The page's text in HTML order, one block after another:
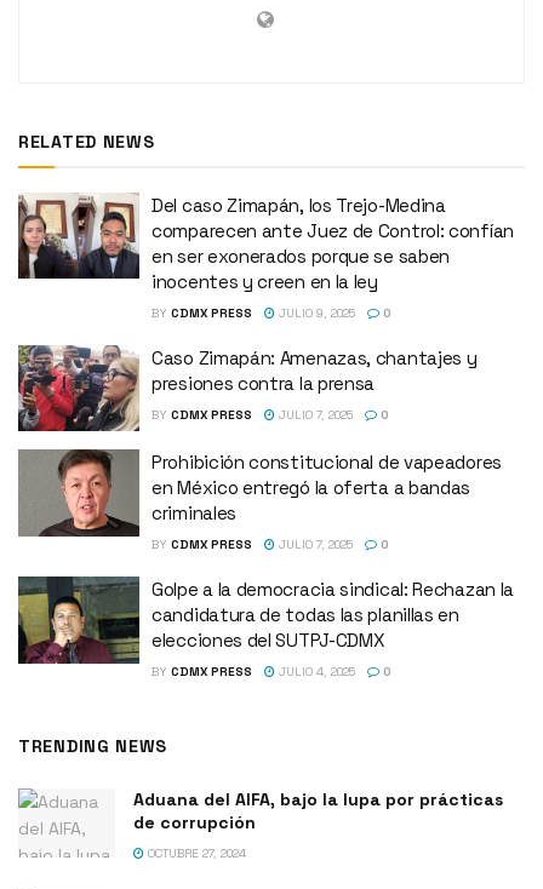
RELATED NEWS
Del caso Zimapán, los Trejo-Medina
comparecen ante Juez de Control: confían
en ser exonerados porque se saben
inocentes y creen en la ley
BY CDMX PRESS JULIO 9, 2025 0
Caso Zimapán: Amenazas, chantajes y
presiones contra la prensa
BY CDMX PRESS JULIO 7, 2025 0
Prohibición constitucional de vapeadores
en México entregó la oferta a bandas
criminales
BY CDMX PRESS JULIO 7, 2025 0
Golpe a la democracia sindical: Rechazan la
candidatura de todas las planillas en
elecciones del SUTPJ-CDMX
BY CDMX PRESS JULIO 4, 2025 0
TRENDING NEWS
Aduana del AIFA, bajo la lupa por prácticas
de corrupción
OCTUBRE 27, 2024